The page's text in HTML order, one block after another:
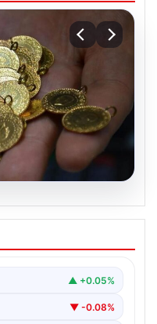
Güncel
ve jeopolitik…
▲ +0.05%
▼ -0.08%